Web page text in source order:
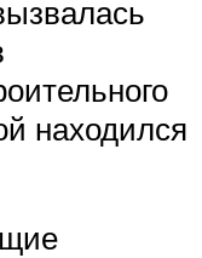
находился